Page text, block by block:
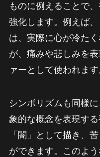
ものに例えることで
強化します。例えば
は、実際に心が冷た
が、痛みや悲しみを
ァーとして使われます
シンボリズムも同様
象的な概念を表現す
「闇」として描き、
ができます。このよ